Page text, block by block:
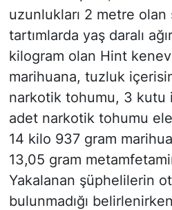
uzunlukları 2 metre olan
tartımlarda yaş daralı
kilogram olan Hint
marihuana, tuzluk
narkotik tohumu, 3 kutu
adet narkotik tohumu
14 kilo 937 gram
13,05 gram
Yakalanan şüphelilerin
bulunmadığı